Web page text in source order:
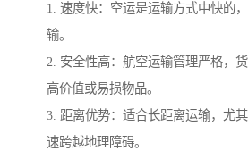
1. 速度快：空运是运输方式中快的
输。
2. 安全性高：航空运输管理严格，
高价值或易损物品。
3. 距离优势：适合长距离运输，尤
速跨越地理障碍。